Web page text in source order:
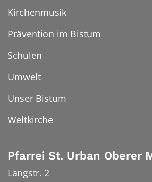
Kirchenmusik
Prävention im Bistum
Schulen
Umwelt
Unser Bistum
Weltkirche
Pfarrei St. Urban Oberer
Langstr. 2